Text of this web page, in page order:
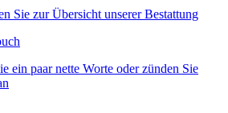
Sie zur Übersicht unserer Bestattung
ein paar nette Worte oder zünden Sie